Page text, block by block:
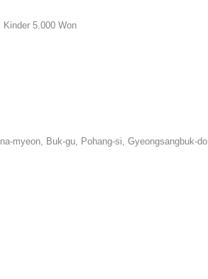
Kinder 5.000 Won
myeon, Buk-gu, Pohang-si, Gyeongsangbuk-do